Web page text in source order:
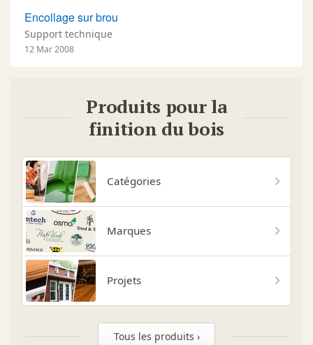
Encollage sur brou
Support technique
12 Mar 2008
Produits pour la
finition du bois
Catégories
Marques
Projets
Tous les produits ›